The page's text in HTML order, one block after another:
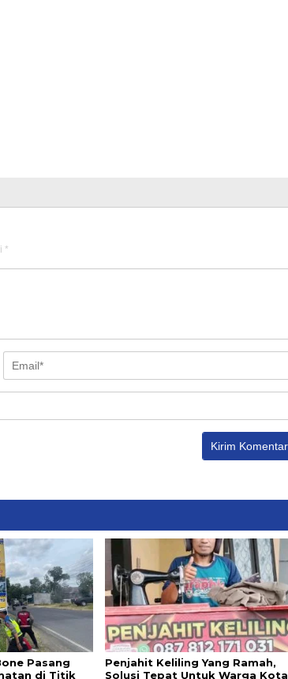
*
Pasang
di Titik
Penjahit Keliling Yang Ramah,
Solusi Tepat Untuk Warga Kota